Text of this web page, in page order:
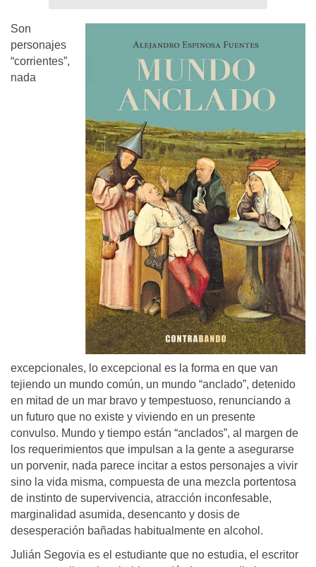
Son
personajes
“corrientes”,
nada
excepcionales, lo excepcional es la forma en que van
tejiendo un mundo común, un mundo “anclado”, detenido
en mitad de un mar bravo y tempestuoso, renunciando a
un futuro que no existe y viviendo en un presente
convulso. Mundo y tiempo están “anclados”, al margen de
los requerimientos que impulsan a la gente a asegurarse
un porvenir, nada parece incitar a estos personajes a vivir
sino la vida misma, compuesta de una mezcla portentosa
de instinto de supervivencia, atracción inconfesable,
marginalidad asumida, desencanto y dosis de
desesperación bañadas habitualmente en alcohol.
Julián Segovia es el estudiante que no estudia, el escritor